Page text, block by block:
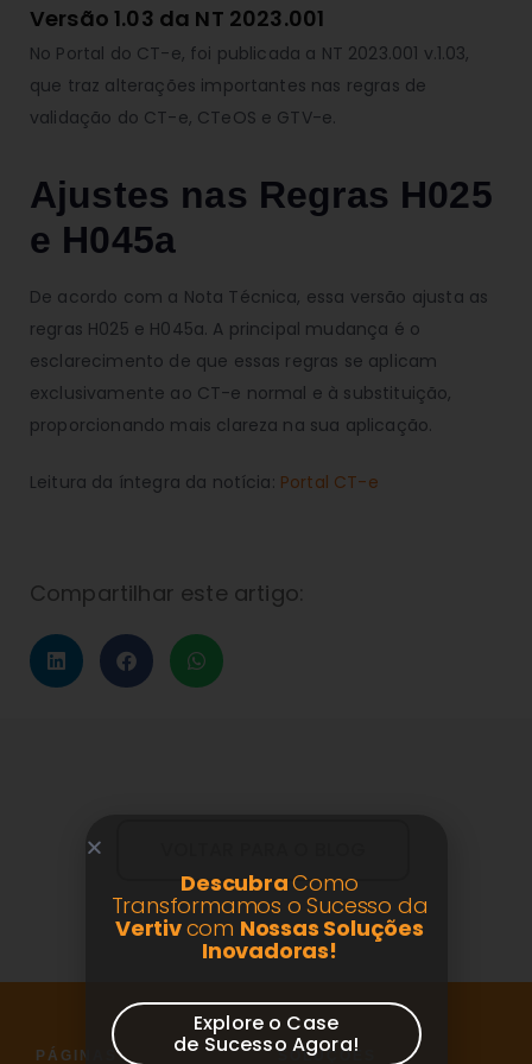
Versão 1.03 da NT 2023.001
No Portal do CT-e, foi publicada a NT 2023.001 v.1.03,
que traz alterações importantes nas regras de
validação do CT-e, CTeOS e GTV-e.
Ajustes nas Regras H025
e H045a
De acordo com a Nota Técnica, essa versão ajusta as
regras H025 e H045a. A principal mudança é o
esclarecimento de que essas regras se aplicam
exclusivamente ao CT-e normal e à substituição,
proporcionando mais clareza na sua aplicação.
Leitura da íntegra da notícia: Portal CT-e
Compartilhar este artigo:
PÁGINAS SOLUÇÕES
DescubraComo
Transformamos o Sucesso da
Vertivcom Nossas Soluções
Inovadoras!
Explore o Case
de Sucesso Agora!